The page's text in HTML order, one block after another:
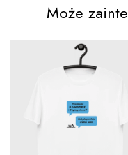
Może